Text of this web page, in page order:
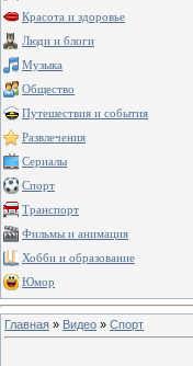
Красота и здоровье
Люди и блоги
Музыка
Общество
Путешествия и события
Развлечения
Сериалы
Спорт
Транспорт
Фильмы и анимация
Хобби и образование
Юмор
Главная » Видео » Спорт